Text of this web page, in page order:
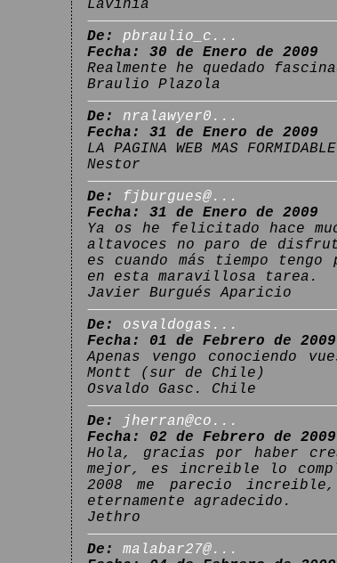
Lavinia
De:
pbraulio_c...
Fecha: 30 de Enero de 2009
Realmente he quedado
Braulio Plazola
De:
nralawyer0...
Fecha: 31 de Enero de 2009
LA PAGINA WEB MAS
Nestor
De:
fjburgues@...
Fecha: 31 de Enero de 2009
Ya os he felicitado hace
altavoces no paro de
es cuando más tiempo
en esta maravillosa tarea.
Javier Burgués Aparicio
De:
osvaldogas...
Fecha: 01 de Febrero de 2009
Apenas vengo conociendo
Montt (sur de Chile)
Osvaldo Gasc. Chile
De:
jherran@co...
Fecha: 02 de Febrero de 2009
Hola, gracias por haber
mejor, es increible lo
2008 me parecio
eternamente agradecido.
Jethro
De:
malabar27@...